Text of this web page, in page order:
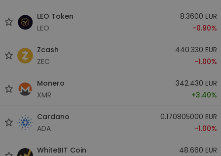
LEO Token
LEO
8.3600 EUR
-0.90%
Zcash
ZEC
440.330 EUR
-1.00%
Monero
XMR
342.430 EUR
+3.40%
Cardano
ADA
0.170805000 EUR
-1.00%
WhiteBIT Coin
48.660 EUR